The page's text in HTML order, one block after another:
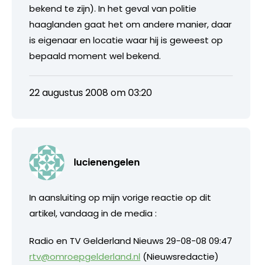
bekend te zijn). In het geval van politie
haaglanden gaat het om andere manier, daar
is eigenaar en locatie waar hij is geweest op
bepaald moment wel bekend.
22 augustus 2008 om 03:20
lucienengelen
In aansluiting op mijn vorige reactie op dit
artikel, vandaag in de media :
Radio en TV Gelderland Nieuws 29-08-08 09:47
rtv@omroepgelderland.nl (Nieuwsredactie)